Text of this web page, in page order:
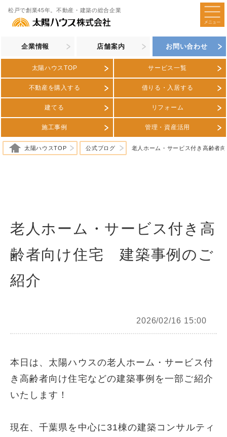
松戸で創業45年。不動産・建築の総合企業
企業情報 店舗案内 お問い合わせ
太陽ハウスTOP サービス一覧
不動産を購入する 借りる・入居する
建てる リフォーム
施工事例 管理・資産活用
太陽ハウスTOP 公式ブログ 老人ホーム・サービス付き高齢者
老人ホーム・サービス付き高
齢者向け住宅 建築事例のご
紹介
2026/02/16 15:00
本日は、太陽ハウスの老人ホーム・サービス付
き高齢者向け住宅などの建築事例を一部ご紹介
いたします！
現在、千葉県を中心に31棟の建築コンサルティ